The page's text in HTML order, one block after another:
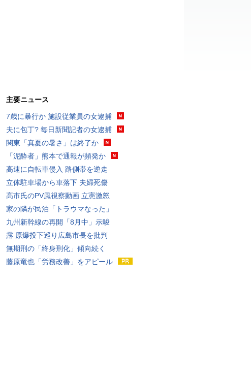
主要ニュース
7歳に暴行か 施設従業員の女逮捕
夫に包丁? 毎日新聞記者の女逮捕
関東「真夏の暑さ」は終了か
「泥酔者」熊本で通報が頻発か
高速に自転車侵入 路側帯を逆走
立体駐車場から車落下 夫婦死傷
高市氏のPV風視察動画 立憲激怒
家の隣が民泊「トラウマなった」
九州新幹線の再開「8月中」示唆
露 原爆投下巡り広島市長を批判
無期刑の「終身刑化」傾向続く
藤原竜也「労務改善」をアピール